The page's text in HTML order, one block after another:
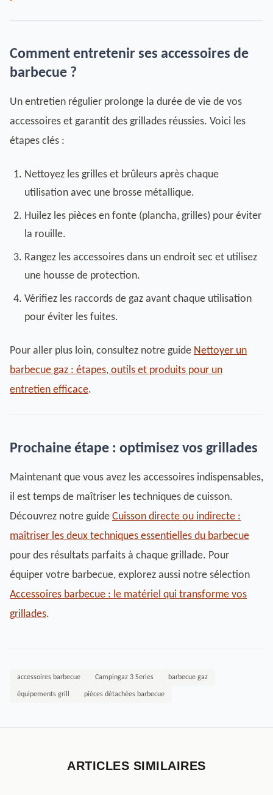
Comment entretenir ses accessoires de
barbecue ?
Un entretien régulier prolonge la durée de vie de vos
accessoires et garantit des grillades réussies. Voici les
étapes clés :
Nettoyez les grilles et brûleurs après chaque
utilisation avec une brosse métallique.
Huilez les pièces en fonte (plancha, grilles) pour éviter
la rouille.
Rangez les accessoires dans un endroit sec et utilisez
une housse de protection.
Vérifiez les raccords de gaz avant chaque utilisation
pour éviter les fuites.
Pour aller plus loin, consultez notre guide Nettoyer un
barbecue gaz : étapes, outils et produits pour un
entretien efficace.
Prochaine étape : optimisez vos grillades
Maintenant que vous avez les accessoires indispensables,
il est temps de maîtriser les techniques de cuisson.
Découvrez notre guide Cuisson directe ou indirecte :
maîtriser les deux techniques essentielles du barbecue
pour des résultats parfaits à chaque grillade. Pour
équiper votre barbecue, explorez aussi notre sélection
Accessoires barbecue : le matériel qui transforme vos
grillades.
accessoires barbecue Campingaz 3 Series barbecue gaz
équipements grill pièces détachées barbecue
ARTICLES SIMILAIRES